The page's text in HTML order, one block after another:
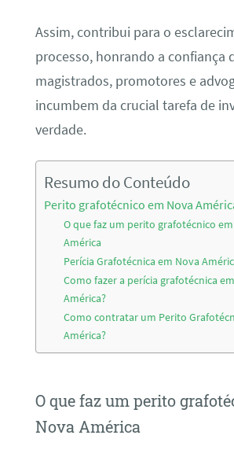
Assim, contribui para o
processo, honrando a confiança
magistrados, promotores e
incumbem da crucial tarefa de
verdade.
Resumo do Conteúdo
Perito grafotécnico em Nova
O que faz um perito grafotécnico
América
Perícia Grafotécnica em Nova
Como fazer a perícia grafotécnica
América?
Como contratar um Perito
América?
O que faz um perito
Nova América